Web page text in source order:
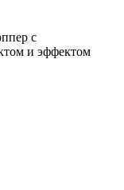
с
и эффектом